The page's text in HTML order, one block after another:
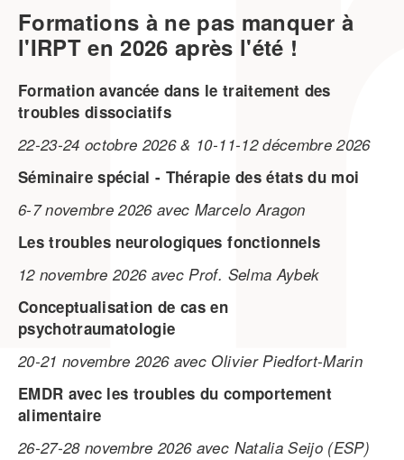
Formations à ne pas manquer à
l'IRPT en 2026 après l'été !
Formation avancée dans le traitement des
troubles dissociatifs
22-23-24 octobre 2026 & 10-11-12 décembre 2026
Séminaire spécial - Thérapie des états du moi
6-7 novembre 2026 avec Marcelo Aragon
Les troubles neurologiques fonctionnels
12 novembre 2026 avec Prof. Selma Aybek
Conceptualisation de cas en
psychotraumatologie
20-21 novembre 2026 avec Olivier Piedfort-Marin
EMDR avec les troubles du comportement
alimentaire
26-27-28 novembre 2026 avec Natalia Seijo (ESP)